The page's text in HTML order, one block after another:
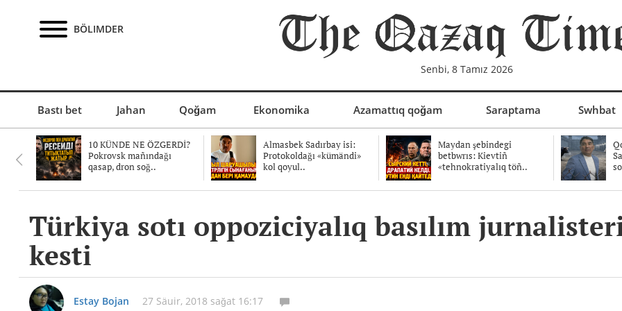
BÖLIMDER
Senbi, 8 Tamız 2026
Bastı bet Jahan Qoğam Ekonomika Azamattıq qoğam Saraptama Swhbat
10 KÜNDE NE ÖZGERDİ?
Pokrovsk mañındağı
qasap, dron soğ..
Almasbek Sadırbay isi:
Protokoldağı «kümändi»
kol qoyul..
Maydan şebindegi
betbwrıs: Kievtiñ
«tehnokratiyalıq töñ..
Türkiya sotı oppoziciyalıq basılım
kesti
Estay Bojan 27 Säuir, 2018 sağat 16:17